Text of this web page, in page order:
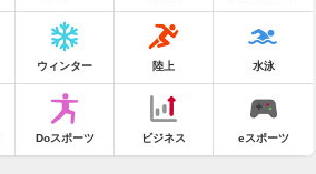
ウィンター 陸上 水泳
Doスポーツ ビジネス eスポーツ